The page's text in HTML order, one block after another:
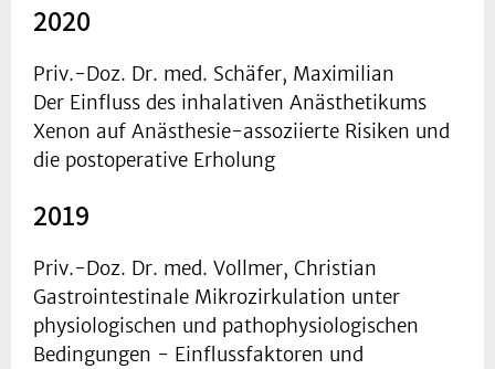
2020
Priv.-Doz. Dr. med. Schäfer, Maximilian
Der Einfluss des inhalativen Anästhetikums
Xenon auf Anästhesie-assoziierte Risiken und
die postoperative Erholung
2019
Priv.-Doz. Dr. med. Vollmer, Christian
Gastrointestinale Mikrozirkulation unter
physiologischen und pathophysiologischen
Bedingungen - Einflussfaktoren und